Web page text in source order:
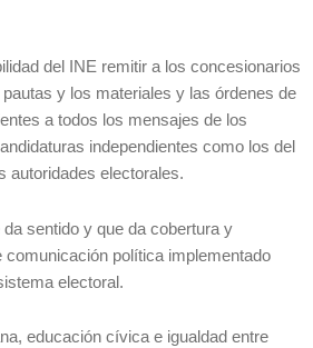
del INE remitir a los concesionarios
y los materiales y las órdenes de
a todos los mensajes de los
independientes como los del
autoridades electorales.
sentido y que da cobertura y
comunicación política implementado
electoral.
educación cívica e igualdad entre